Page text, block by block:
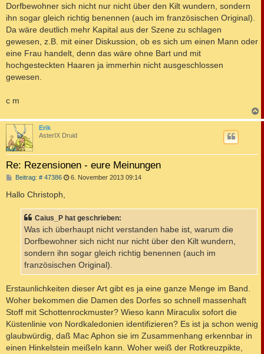
Dorfbewohner sich nicht nur nicht über den Kilt wundern, sondern
ihn sogar gleich richtig benennen (auch im französischen Original).
Da wäre deutlich mehr Kapital aus der Szene zu schlagen
gewesen, z.B. mit einer Diskussion, ob es sich um einen Mann oder
eine Frau handelt, denn das wäre ohne Bart und mit
hochgesteckten Haaren ja immerhin nicht ausgeschlossen
gewesen.
c m
a
Erik
AsterIX Druid
Re: Rezensionen - eure Meinungen
Beitrag: # 47386B
i
r
a
6. November 2013 09:14
Hallo Christoph,
Caius_P hat geschrieben:
Was ich überhaupt nicht verstanden habe ist, warum die
Dorfbewohner sich nicht nur nicht über den Kilt wundern,
sondern ihn sogar gleich richtig benennen (auch im
französischen Original).
Erstaunlichkeiten dieser Art gibt es ja eine ganze Menge im Band.
Woher bekommen die Damen des Dorfes so schnell massenhaft
Stoff mit Schottenrockmuster? Wieso kann Miraculix sofort die
Küstenlinie von Nordkaledonien identifizieren? Es ist ja schon wenig
glaubwürdig, daß Mac Aphon sie im Zusammenhang erkennbar in
einen Hinkelstein meißeln kann. Woher weiß der Rotkreuzpikte,